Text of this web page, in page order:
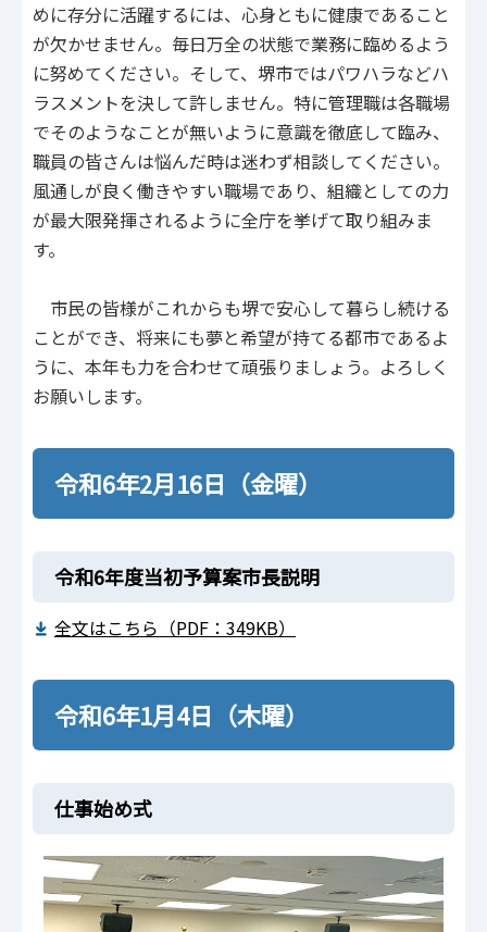
めに存分に活躍するには、心身ともに健康であること
が欠かせません。毎日万全の状態で業務に臨めるよう
に努めてください。そして、堺市ではパワハラなどハ
ラスメントを決して許しません。特に管理職は各職場
でそのようなことが無いように意識を徹底して臨み、
職員の皆さんは悩んだ時は迷わず相談してください。
風通しが良く働きやすい職場であり、組織としての力
が最大限発揮されるように全庁を挙げて取り組みま
す。
市民の皆様がこれからも堺で安心して暮らし続ける
ことができ、将来にも夢と希望が持てる都市であるよ
うに、本年も力を合わせて頑張りましょう。よろしく
お願いします。
令和6年2月16日（金曜）
令和6年度当初予算案市長説明
全文はこちら（PDF：349KB）
令和6年1月4日（木曜）
仕事始め式